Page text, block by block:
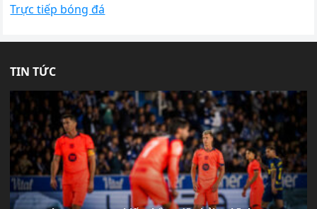
Trực tiếp bóng đá
TIN TỨC